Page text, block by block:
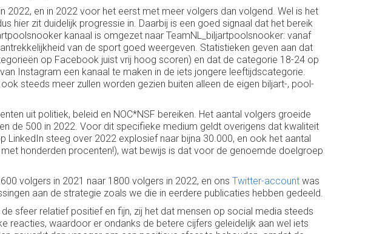
en in 2022 voor het eerst met meer volgers dan volgend. Wel is het
hier zit duidelijk progressie in. Daarbij is een goed signaal dat het bereik
kanaal is omgezet naar TeamNL_biljartpoolsnooker: vanaf
van de sport goed weergeven. Statistieken geven aan dat
op Facebook juist vrij hoog scoren) en dat de categorie 18-24 op
Instagram een kanaal te maken in de iets jongere leeftijdscategorie.
steeds meer zullen worden gezien buiten alleen de eigen biljart-, pool-
uit politiek, beleid en NOC*NSF bereiken. Het aantal volgers groeide
de 500 in 2022. Voor dit specifieke medium geldt overigens dat kwaliteit
steeg over 2022 explosief naar bijna 30.000, en ook het aantal
honderden procenten!), wat bewijs is dat voor de genoemde doelgroep
volgers in 2021 naar 1800 volgers in 2022, en ons Twitter-account was
aan de strategie zoals we die in eerdere publicaties hebben gedeeld.
sfeer relatief positief en fijn, zij het dat mensen op social media steeds
reacties, waardoor er ondanks de betere cijfers geleidelijk aan wel iets